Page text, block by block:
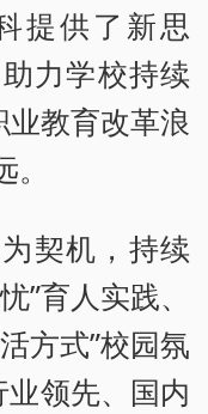
提供了新思
力学校持续
业教育改革浪
契机，持续
”育人实践、
方式”校园氛
领先、国内